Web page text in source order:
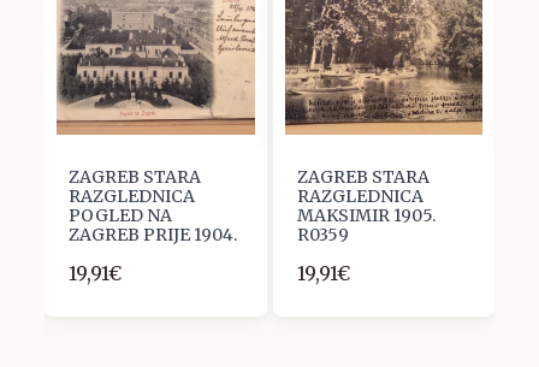
ZAGREB STARA
RAZGLEDNICA
POGLED NA
ZAGREB PRIJE 1904.
19,91€
ZAGREB STARA
RAZGLEDNICA
MAKSIMIR 1905.
R0359
19,91€